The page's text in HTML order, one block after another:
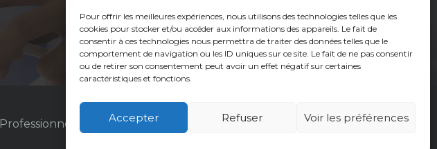
Pour offrir les meilleures expériences, nous utilisons des technologies telles que les
cookies pour stocker et/ou accéder aux informations des appareils. Le fait de
consentir à ces technologies nous permettra de traiter des données telles que le
comportement de navigation ou les ID uniques sur ce site. Le fait de ne pas consentir
ou de retirer son consentement peut avoir un effet négatif sur certaines
caractéristiques et fonctions.
Accepter Refuser Voir les préférences
Professionnels de santé Usagers Actualités Adhérer Contact